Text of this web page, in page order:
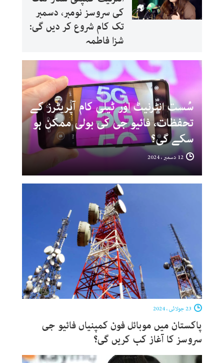
کی سروسز نومبر، دسمبر
تک کام شروع کر دیں گی:
شزا فاطمہ
سُست انٹرنیٹ اور ٹیلی کام آپریٹرز کے
تحفظات، فائیو جی کی بولی ممکن ہو
سکے گی؟
پاکستان میں موبائل فون کمپنیاں فائیو جی
سروسز کا آغاز کب کریں گی؟